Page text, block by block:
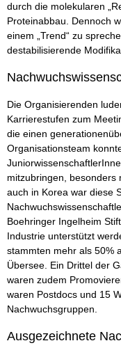
durch die molekularen
Proteinabbau. Dennoch
einem „Trend“ zu
destabilisierende
Die Organisierenden
Karrierestufen zum
die einen
Organisationsteam
mitzubringen, besonders
auch in Korea war diese
Boehringer Ingelheim
Industrie unterstützt
stammten mehr als 50%
Übersee. Ein Drittel der
waren zudem
waren Postdocs und 15
Nachwuchsgruppen.
Ausgezeichnete